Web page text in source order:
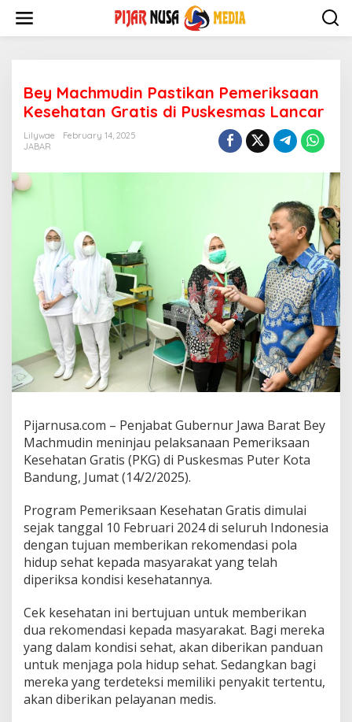
content
Bey Machmudin Pastikan Pemeriksaan
Kesehatan Gratis di Puskesmas Lancar
Lilywae
February 14, 2025
JABAR
Pijarnusa.com – Penjabat Gubernur Jawa Barat Bey
Machmudin meninjau pelaksanaan Pemeriksaan
Kesehatan Gratis (PKG) di Puskesmas Puter Kota
Bandung, Jumat (14/2/2025).
Program Pemeriksaan Kesehatan Gratis dimulai
sejak tanggal 10 Februari 2024 di seluruh Indonesia
dengan tujuan memberikan rekomendasi pola
hidup sehat kepada masyarakat yang telah
diperiksa kondisi kesehatannya.
Cek kesehatan ini bertujuan untuk memberikan
dua rekomendasi kepada masyarakat. Bagi mereka
yang dalam kondisi sehat, akan diberikan panduan
untuk menjaga pola hidup sehat. Sedangkan bagi
mereka yang terdeteksi memiliki penyakit tertentu,
akan diberikan pelayanan medis.